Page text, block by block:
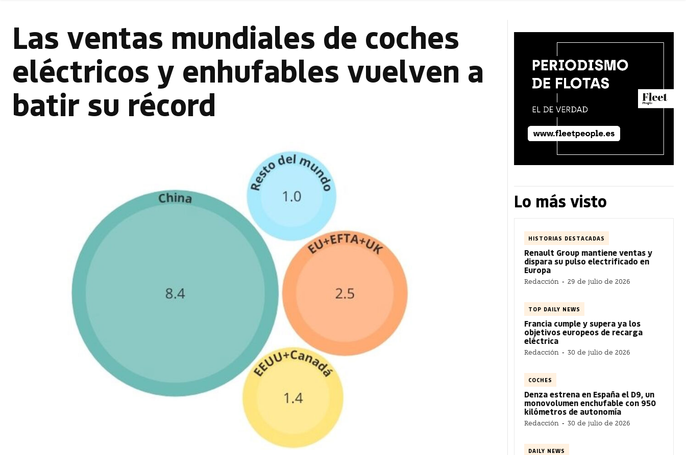
Las ventas mundiales de coches
eléctricos y enhufables vuelven a
batir su récord
Lo más visto
HISTORIAS DESTACADAS
Renault Group mantiene ventas y
dispara su pulso electrificado en
Europa
Redacción - 29 de julio de 2026
TOP DAILY NEWS
Francia cumple y supera ya los
objetivos europeos de recarga
eléctrica
Redacción - 30 de julio de 2026
COCHES
Denza estrena en España el D9, un
monovolumen enchufable con 950
kilómetros de autonomía
Redacción - 30 de julio de 2026
DAILY NEWS